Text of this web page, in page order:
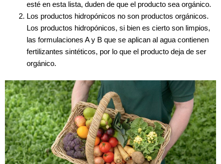
esté en esta lista, duden de que el producto sea orgánico.
Los productos hidropónicos no son productos orgánicos.
Los productos hidropónicos, si bien es cierto son limpios,
las formulaciones A y B que se aplican al agua contienen
fertilizantes sintéticos, por lo que el producto deja de ser
orgánico.